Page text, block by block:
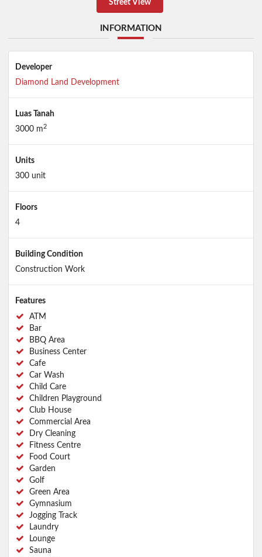
Street View
INFORMATION
Developer
Diamond Land Development
Luas Tanah
3000 m 2
Units
300 unit
Floors
4
Building Condition
Construction Work
Features
ATM
Bar
BBQ Area
Business Center
Cafe
Car Wash
Child Care
Children Playground
Club House
Commercial Area
Dry Cleaning
Fitness Centre
Food Court
Garden
Golf
Green Area
Gymnasium
Jogging Track
Laundry
Lounge
Sauna